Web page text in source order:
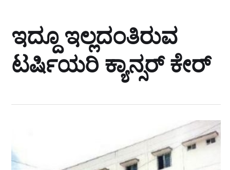
ಇದ್ದೂ ಇಲ್ಲದಂತಿರುವ
ಟರ್ಷಿಯರಿ ಕ್ಯಾನ್ಸರ್‌ ಕೇರ್‌